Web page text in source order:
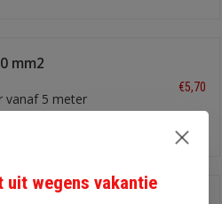
mm2
vanaf 5 meter
€5,70
uit wegens vakantie